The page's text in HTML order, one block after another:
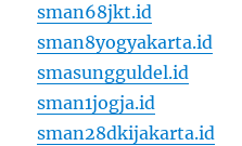
sman68jkt.id
sman8yogyakarta.id
smasungguldel.id
sman1jogja.id
sman28dkijakarta.id